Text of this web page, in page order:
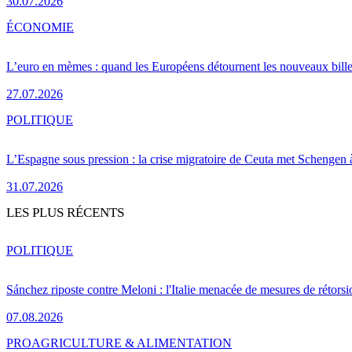
L’euro en mèmes : quand les Européens détournent les nouveaux
27.07.2026
ÉCONOMIE
L’Espagne sous pression : la crise migratoire de Ceuta met Schengen
31.07.2026
POLITIQUE
LES PLUS RÉCENTS
Sánchez riposte contre Meloni : l'Italie menacée de mesures de
07.08.2026
POLITIQUE
PROAGRICULTURE & ALIMENTATION